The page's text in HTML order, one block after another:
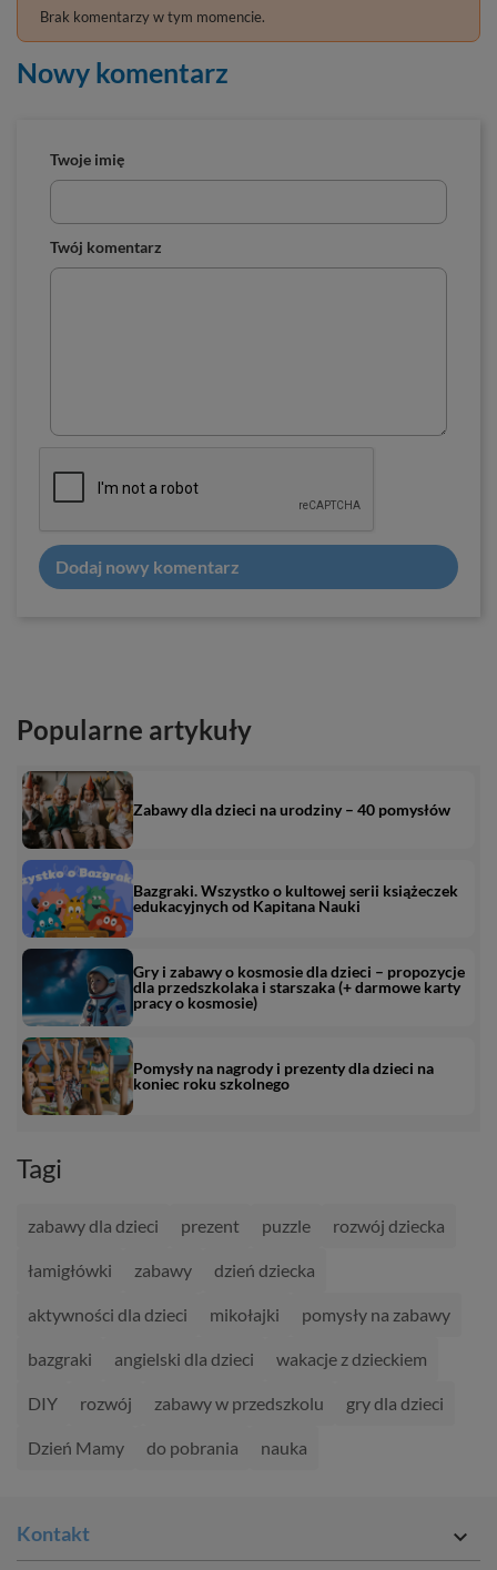
Brak komentarzy w tym momencie.
Nowy komentarz
Twoje imię
Twój komentarz
Dodaj nowy komentarz
Popularne artykuły
Zabawy dla dzieci na urodziny – 40 pomysłów
Bazgraki. Wszystko o kultowej serii książeczek
edukacyjnych od Kapitana Nauki
Gry i zabawy o kosmosie dla dzieci – propozycje
dla przedszkolaka i starszaka (+ darmowe karty
pracy o kosmosie)
Pomysły na nagrody i prezenty dla dzieci na
koniec roku szkolnego
Tagi
zabawy dla dzieci prezent puzzle rozwój dziecka
łamigłówki zabawy dzień dziecka
aktywności dla dzieci mikołajki pomysły na zabawy
bazgraki angielski dla dzieci wakacje z dzieckiem
DIY rozwój zabawy w przedszkolu gry dla dzieci
Dzień Mamy do pobrania nauka
Kontakt 